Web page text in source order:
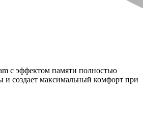
с эффектом памяти полностью
и создает максимальный комфорт при